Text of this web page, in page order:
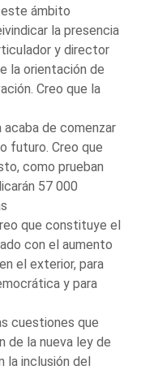
ámbito
la presencia
y director
la orientación de
Creo que la
de comenzar
futuro. Creo que
como prueban
57 000
que constituye el
con el aumento
el exterior, para
y para
cuestiones que
de la nueva ley de
la inclusión del